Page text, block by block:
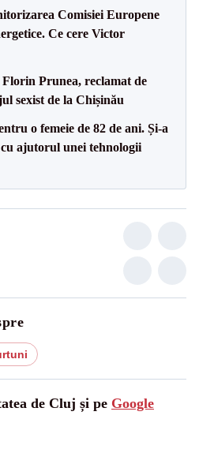
Comisiei Europene
Ce cere Victor
Prunea, reclamat de
sexist de la Chișinău
o femeie de 82 de ani. Și-a
ajutorul unei tehnologii
de Cluj și pe Google